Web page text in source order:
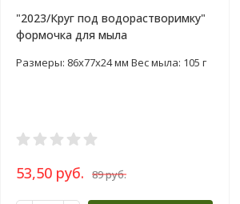
"2023/Круг под водорастворимку"
формочка для мыла
Размеры: 86x77x24 мм Вес мыла: 105 г
53,50 руб. 89 руб.